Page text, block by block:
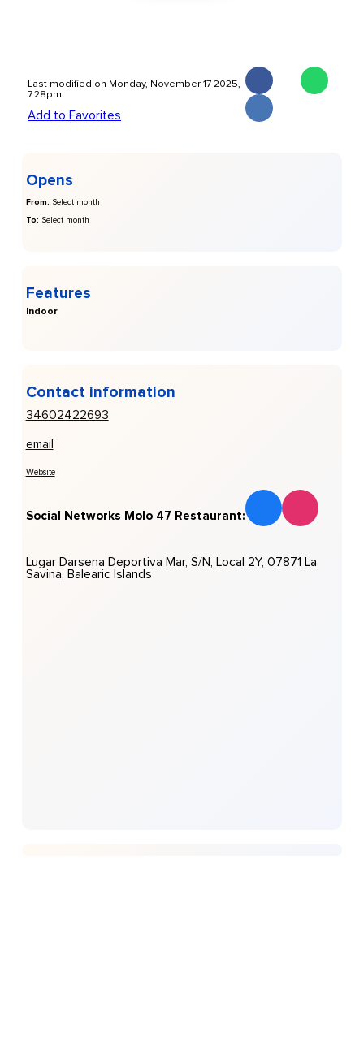
Last modified on Monday, November 17 2025,
7.28pm
Add to Favorites
Opens
From: Select month
To: Select month
Features
Indoor
Contact information
34602422693
email
Website
Social Networks Molo 47 Restaurant:
Lugar Darsena Deportiva Mar, S/N, Local 2Y, 07871 La
Savina, Balearic Islands